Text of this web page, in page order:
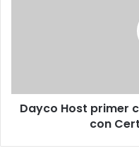
Certificación
TierDayco Host primer
con